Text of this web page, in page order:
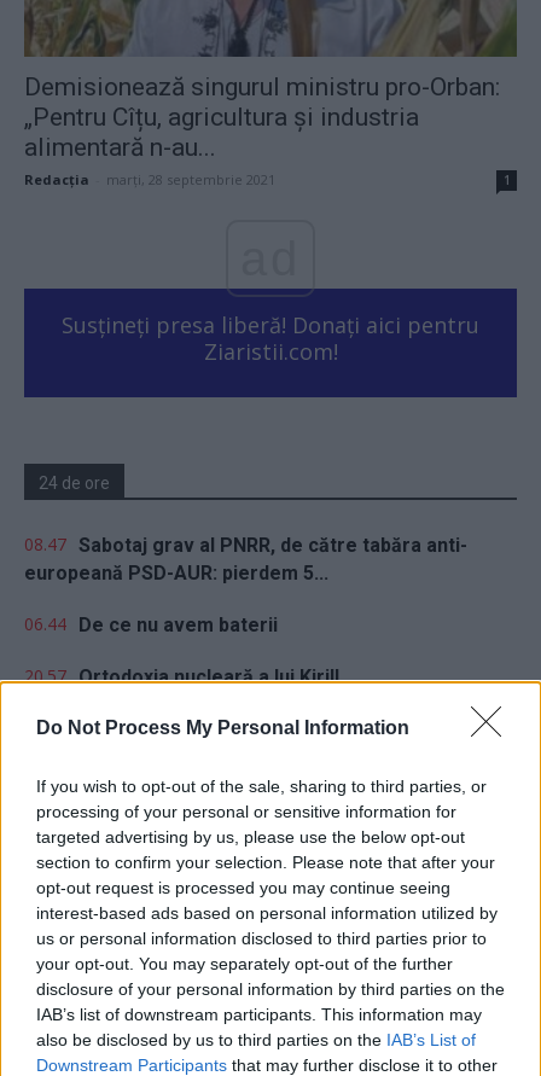
Do Not Process My Personal Information
If you wish to opt-out of the sale, sharing to third parties, or
processing of your personal or sensitive information for
targeted advertising by us, please use the below opt-out
section to confirm your selection. Please note that after your
opt-out request is processed you may continue seeing
interest-based ads based on personal information utilized by
us or personal information disclosed to third parties prior to
your opt-out. You may separately opt-out of the further
disclosure of your personal information by third parties on the
IAB’s list of downstream participants. This information may
also be disclosed by us to third parties on the IAB’s List of
Downstream Participants that may further disclose it to other
Demisionează singurul ministru pro-Orban:
„Pentru Cîțu, agricultura și industria
alimentară n-au...
Redacţia marți, 28 septembrie 2021 1
Susțineți presa liberă! Donați aici pentru
Ziaristii.com!
24 de ore
08.47 Sabotaj grav al PNRR, de către tabăra anti-
europeană PSD-AUR: pierdem 5...
06.44 De ce nu avem baterii
20.57 Ortodoxia nucleară a lui Kirill
19.06
A doua operațiune obscenă a DIICOT în această
Sondaj
Ce partid ați vota dacă alegerile parlamentare ar avea
loc duminica viitoare?